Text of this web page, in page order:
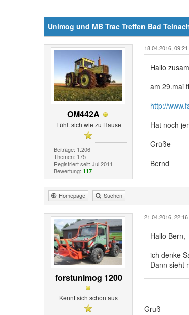
Unimog und MB Trac Treffen Bad
OM442A
Fühlt sich wie zu Hause
Beiträge: 1.206
Themen: 175
Registriert seit: Jul 2011
Bewertung: 117
18.04.2016, 09:21
Hallo
am 29.mai
http://
Hat noch
Grüße
Bernd
Homepage Suchen
forstunimog 1200
Kennt sich schon aus
21.04.2016, 22:16
Hallo Bern,
ich denke
Dann sieht
Gruß